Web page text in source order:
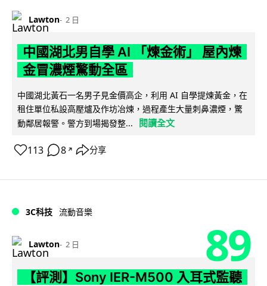
Lawton 2 日
中國湖北男自學 AI 「煉金術」 屋內煉
金冒濃煙驚動全區
中國湖北黃石一名男子見金價高企，利用 AI 自學提煉黃金，在
租住單位私設高壓爐及作坊冶煉，過程產生大量刺鼻濃煙，驚
動鄰居報警。警方到場揭發整...
閱讀全文
113 8 ↗ 分享
3C科技 流動音樂
Lawton 2 日 89
【評測】Sony IER-M500 入耳式監聽